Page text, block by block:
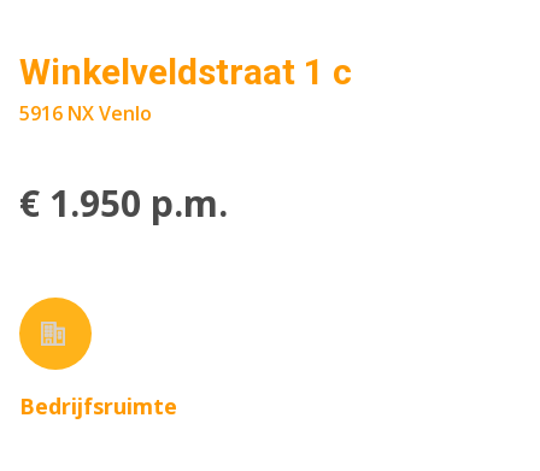
Winkelveldstraat 1 c
5916 NX Venlo
€ 1.950 p.m.
Bedrijfsruimte